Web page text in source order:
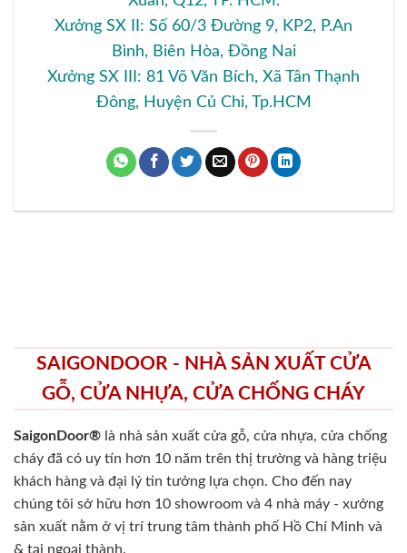
Xưởng SX II: Số 60/3 Đường 9, KP2, P.An
Bình, Biên Hòa, Đồng Nai
Xưởng SX III: 81 Võ Văn Bích, Xã Tân Thạnh
Đông, Huyện Củ Chi, Tp.HCM
SAIGONDOOR - NHÀ SẢN XUẤT CỬA
GỖ, CỬA NHỰA, CỬA CHỐNG CHÁY
SaigonDoor® là nhà sản xuất cửa gỗ, cửa nhựa, cửa chống
cháy đã có uy tín hơn 10 năm trên thị trường và hàng triệu
khách hàng và đại lý tin tưởng lựa chọn. Cho đến nay
chúng tôi sở hữu hơn 10 showroom và 4 nhà máy - xưởng
sản xuất nằm ở vị trí trung tâm thành phố Hồ Chí Minh và
& tại ngoại thành.